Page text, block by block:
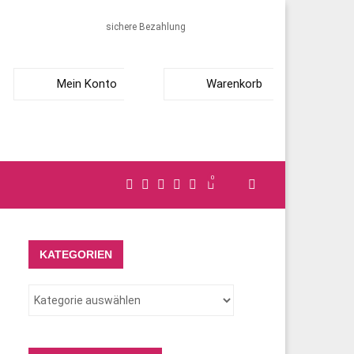
sichere Bezahlung
Mein Konto Warenkorb
0
KATEGORIEN